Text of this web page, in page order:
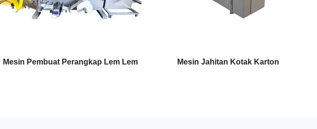
Mesin Pembuat Perangkap Lem Lem Mesin Jahitan Kotak Karton